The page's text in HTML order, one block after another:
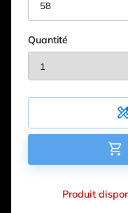
Quantité

Produit